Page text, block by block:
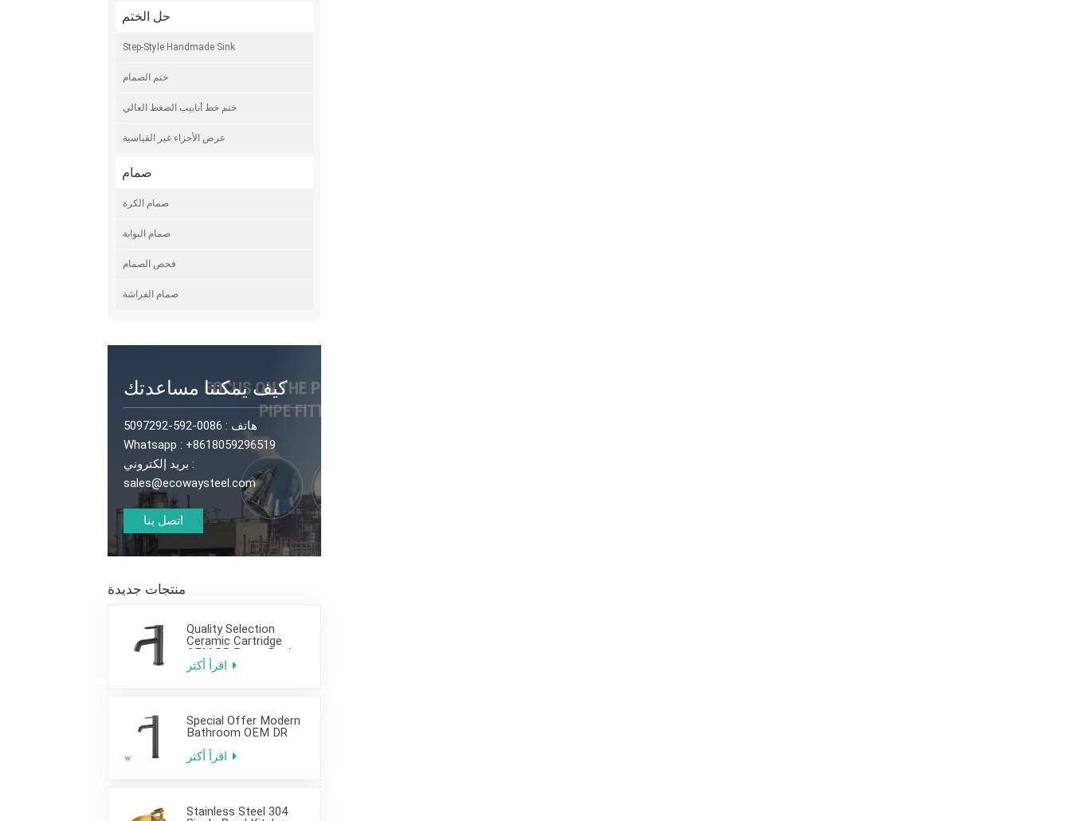
حل الختم
Step-Style Handmade Sink
ختم الصمام
ختم خط أنابيب الضغط العالي
عرض الأجزاء غير القياسية
صمام
صمام الكرة
صمام البوابة
فحص الصمام
صمام الفراشة
كيف يمكننا مساعدتك
هاتف : 0086-592-5097292
Whatsapp : +8618059296519
بريد إلكتروني :
sales@ecowaysteel.com
اتصل بنا
منتجات جديدة
Quality Selection
Ceramic Cartridge
OEM DR Brass Basin
Taps For Home Hotel
Bathroom Use
Special Offer Modern
Bathroom OEM DR
Home Hotel Project
Use
Stainless Steel 304